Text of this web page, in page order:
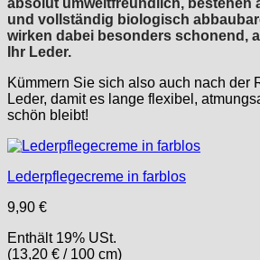
absolut umweltfreundlich, bestehen
und vollständig biologisch
wirken dabei besonders schonend,
Ihr Leder.
Kümmern Sie sich also auch nach der
Leder, damit es lange flexibel,
schön bleibt!
Lederpflegecreme in farblos
9,90 €
Enthält 19% USt.
(13,20 € / 100 cm)